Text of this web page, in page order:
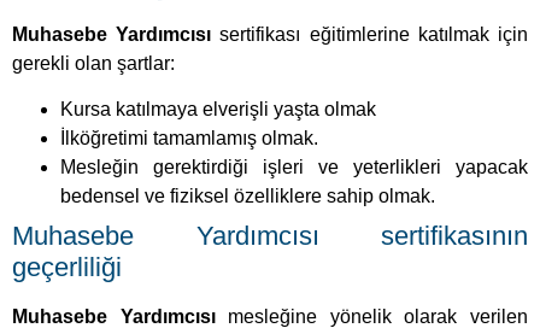
Muhasebe Yardımcısısertifikası eğitimlerine katılmak için
gerekli olan şartlar:
Kursa katılmaya elverişli yaşta olmak
İlköğretimi tamamlamış olmak.
Mesleğin gerektirdiği işleri ve yeterlikleri yapacak
bedensel ve fiziksel özelliklere sahip olmak.
Muhasebe Yardımcısı sertifikasının
geçerliliği
Muhasebe Yardımcısı mesleğine yönelik olarak verilen